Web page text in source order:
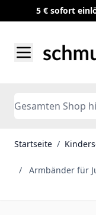
5 € sofort
Search
Startseite /
/ Armbänder für